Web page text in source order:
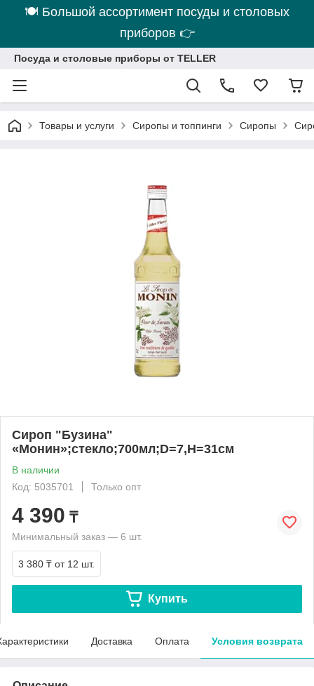
🍽 Большой ассортимент посуды и столовых
приборов 👉
Посуда и столовые приборы от TELLER
Товары и услуги Сиропы и топпинги Сиропы
Сироп "Бузина"
«Монин»;стекло;700мл;D=7,H=31см
В наличии
Код: 5035701
Только опт
4 390 ₸
Минимальный заказ — 6 шт.
3 380 ₸ от 12 шт.
Купить
Доставка Оплата Условия возврата